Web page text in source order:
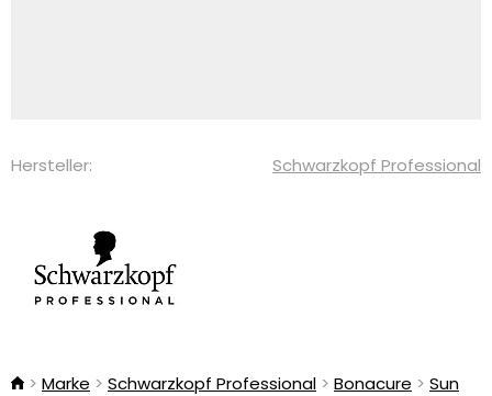
Hersteller: Schwarzkopf Professional
Marke Schwarzkopf Professional Bonacure
Sun